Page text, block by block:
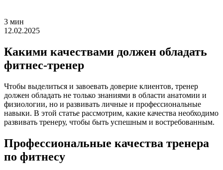
3 мин
12.02.2025
Какими качествами должен обладать
фитнес-тренер
Чтобы выделиться и завоевать доверие клиентов, тренер
должен обладать не только знаниями в области анатомии и
физиологии, но и развивать личные и профессиональные
навыки. В этой статье рассмотрим, какие качества необходимо
развивать тренеру, чтобы быть успешным и востребованным.
Профессиональные качества тренера
по фитнесу